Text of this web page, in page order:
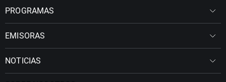
PROGRAMAS
EMISORAS
NOTICIAS